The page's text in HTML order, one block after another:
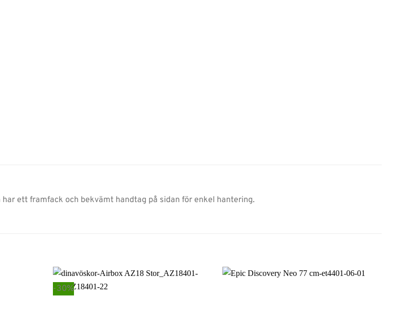
ett framfack och bekvämt handtag på sidan för enkel hantering.
-30%